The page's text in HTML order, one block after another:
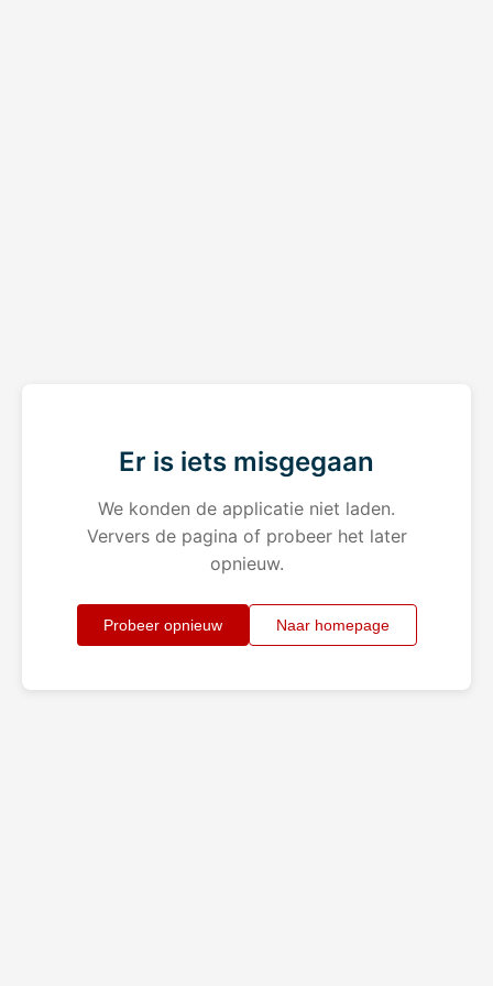
Er is iets misgegaan
We konden de applicatie niet laden.
Ververs de pagina of probeer het later
opnieuw.
Probeer opnieuw Naar homepage